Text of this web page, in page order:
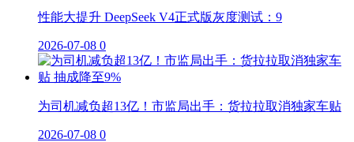
性能大提升 DeepSeek V4正式版灰度测试：9
2026-07-08 0
为司机减负超13亿！市监局出手：货拉拉取消独家车贴
2026-07-08 0